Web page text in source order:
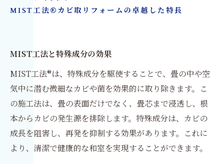
MIST工法®カビ取リフォームの卓越した特長
MIST工法と特殊成分の効果
MIST工法®は、特殊成分を駆使することで、畳の中や空
気中に潜む微細なカビや菌を効果的に取り除きます。こ
の施工法は、畳の表面だけでなく、畳芯まで浸透し、根
本からカビの発生源を排除します。特殊成分は、カビの
成長を阻害し、再発を抑制する効果があります。これに
より、清潔で健康的な和室を実現することができます。